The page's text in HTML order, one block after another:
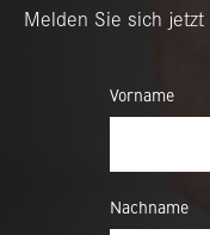
Melden Sie sich
Vorname
Nachname